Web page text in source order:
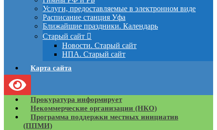
Услуги, предоставляемые в электронном виде
Расписание станция Уфа
Ближайшие праздники. Календарь
Старый сайт
Новости. Старый сайт
НПА. Старый сайт
Карта сайта
Прокуратура информирует
Некоммерческие организации (НКО)
Программа поддержки местных инициатив
(ППМИ)